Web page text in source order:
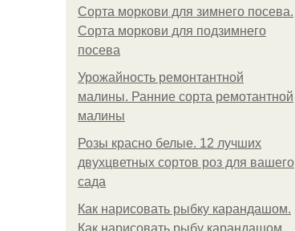
Сорта моркови для зимнего посева.
Сорта моркови для подзимнего
посева
Урожайность ремонтантной
малины. Ранние сорта ремотантной
малины
Розы красно белые. 12 лучших
двухцветных сортов роз для вашего
сада
Как нарисовать рыбку карандашом.
Как нарисовать рыбу карандашом